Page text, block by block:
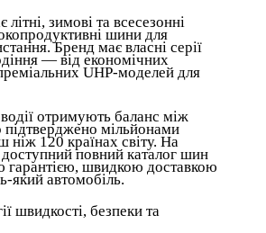
зимові та всесезонні
шини для
Бренд має власні серії
— від економічних
UHP-моделей для
отримують баланс між
мільйонами
ніж 120 країнах світу. На
доступний повний каталог шин
гарантією, швидкою доставкою
який автомобіль.
швидкості, безпеки та